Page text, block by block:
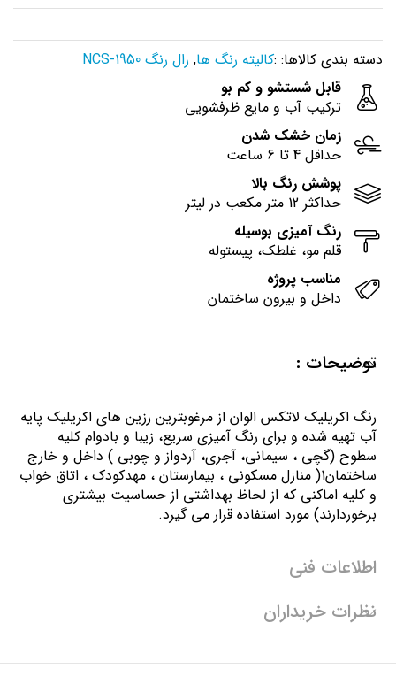
دسته بندی کالاها: :کالیته رنگ ها, رال رنگ NCS-1950
قابل شستشو و کم بو
ترکیب آب و مایع ظرفشویی
زمان خشک شدن
حداقل 4 تا 6 ساعت
پوشش رنگ بالا
حداکثر 12 متر مکعب در لیتر
رنگ آمیزی بوسیله
قلم مو، غلطک، پیستوله
مناسب پروژه
داخل و بیرون ساختمان
توضیحات :
رنگ اكريليك لاتكس الوان از مرغوبترين رزين هاي اكريليك پايه
آب تهيه شده و برای رنگ آمیزی سریع، زیبا و بادوام کلیه
سطوح (گچی ، سیمانی، آجری، آردواز و چوبی ) داخل و خارج
ساختمان1( منازل مسكوني ، بيمارستان ، مهدكودك ، اتاق خواب
و كليه اماكني كه از لحاظ بهداشتي از حساسيت بيشتري
برخوردارند) مورد استفاده قرار می گیرد.
اطلاعات فنی
نظرات خریداران